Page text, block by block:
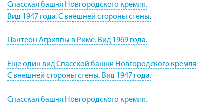
Спасская башня Новгородского кремля.
Вид 1947 года. С внешней стороны стены.
Пантеон Агриппы в Риме. Вид 1969 года.
Еще один вид Спасской башни Новгородского кремля
С внешней стороны стены. Вид 1947 года.
Спасская башня Новгородского кремля.